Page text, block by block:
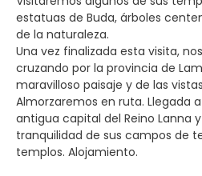
estatuas de Buda, árboles
de la naturaleza.
Una vez finalizada esta visita,
cruzando por la provincia de
maravilloso paisaje y de las
Almorzaremos en ruta. Llegada
antigua capital del Reino Lanna
tranquilidad de sus campos de
templos. Alojamiento.